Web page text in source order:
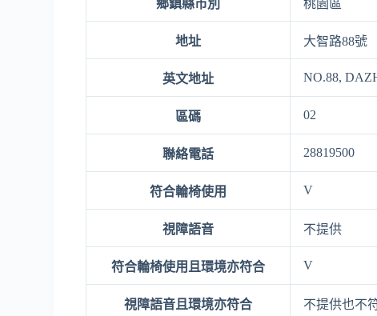
鄉鎮縣市別 桃園區
地址 大智路88號
英文地址 NO.88,
區碼 02
聯絡電話 28819500
符合輪椅使用 V
視障語音 不提供
符合輪椅使用且環境亦符合 V
視障語音且環境亦符合 不提供也不